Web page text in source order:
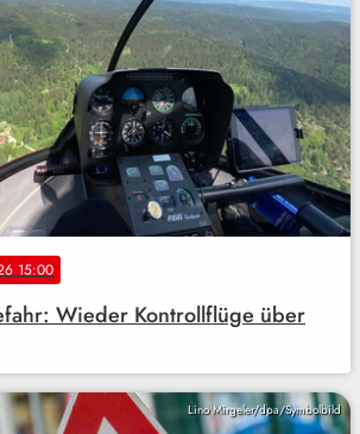
15:00
Wieder Kontrollflüge über
Lino Mirgeler/dpa/Symbolbild